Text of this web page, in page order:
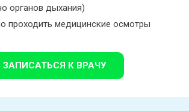
органов дыхания)
проходить медицинские осмотры
ЗАПИСАТЬСЯ К ВРАЧУ